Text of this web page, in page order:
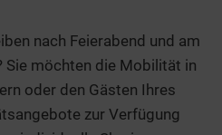
nach Feierabend und am
Sie möchten die Mobilität in
oder den Gästen Ihres
zur Verfügung